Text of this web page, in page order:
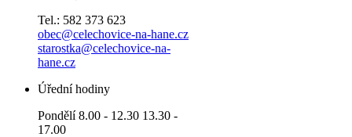
Tel.: 582 373 623
obec@celechovice-na-hane.cz
starostka@celechovice-na-
hane.cz
Úřední hodiny
Pondělí 8.00 - 12.30 13.30 -
17.00